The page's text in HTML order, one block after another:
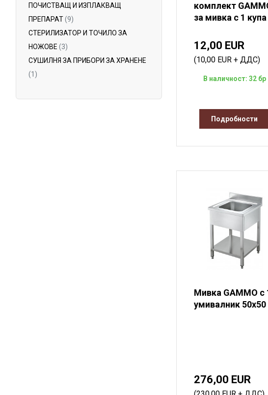
ПОЧИСТВАЩ И ИЗПЛАКВАЩ
ПРЕПАРАТ(9)
СТЕРИЛИЗАТОР И ТОЧИЛО ЗА
НОЖОВЕ (3)
СУШИЛНЯ ЗА ПРИБОРИ ЗА ХРАНЕНЕ
(1)
комплект
за мивка с 1 купа
12,00 EUR
(10,00 EUR + ДДС)
В наличност: 32 бр
Подробности
Мивка GAMMO с
умивалник 50x50
276,00 EUR